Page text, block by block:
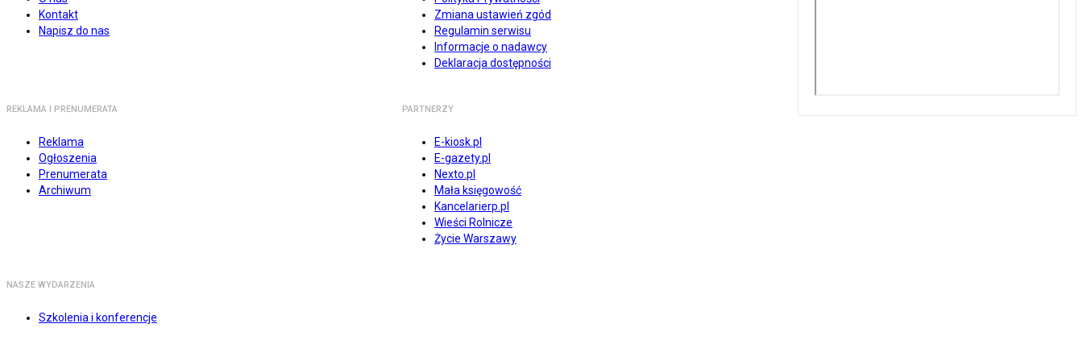
Kontakt
Napisz do nas
Zmiana ustawień zgód
Regulamin serwisu
Informacje o nadawcy
Deklaracja dostępności
REKLAMA I PRENUMERATA
Reklama
Ogłoszenia
Prenumerata
Archiwum
PARTNERZY
E-kiosk.pl
E-gazety.pl
Nexto.pl
Mała księgowość
Kancelarierp.pl
Wieści Rolnicze
Życie Warszawy
NASZE WYDARZENIA
Szkolenia i konferencje